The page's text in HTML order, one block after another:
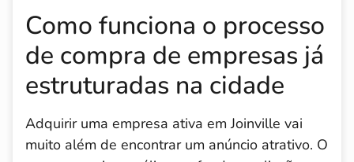
Como funciona o processo
de compra de empresas já
estruturadas na cidade
Adquirir uma empresa ativa em Joinville vai
muito além de encontrar um anúncio atrativo. O